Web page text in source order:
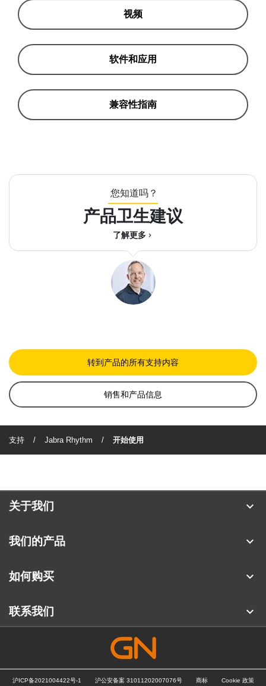
视频
软件和应用
兼容性指南
您知道吗？
产品卫生建议
chevron_right
了解更多
转到产品的所有支持内容
销售和产品信息
支持 Jabra Rhythm 开始使用
expand_more
关于我们
关于 Jabra
可持续发展
新闻稿
阅读我们的博客
expand_more
我们的产品
会议摄像头
expand_more
如何购买
合作伙伴查找工具
expand_more
联系我们
沪ICP备2021004422号-1 沪公安备案 31011202007076号 商标 Cookie 政策